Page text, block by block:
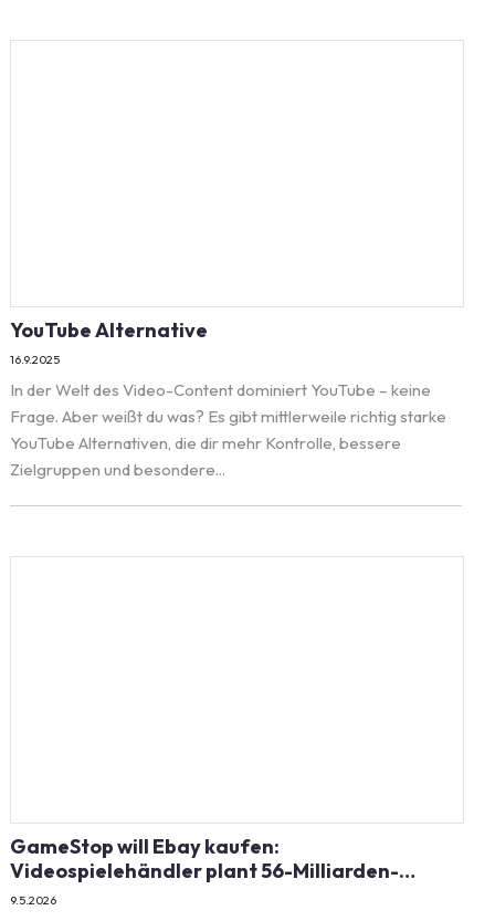
YouTube Alternative
16.9.2025
In der Welt des Video-Content dominiert YouTube – keine
Frage. Aber weißt du was? Es gibt mittlerweile richtig starke
YouTube Alternativen, die dir mehr Kontrolle, bessere
Zielgruppen und besondere...
GameStop will Ebay kaufen:
Videospielehändler plant 56-Milliarden-
Dollar-Übernahme
9.5.2026